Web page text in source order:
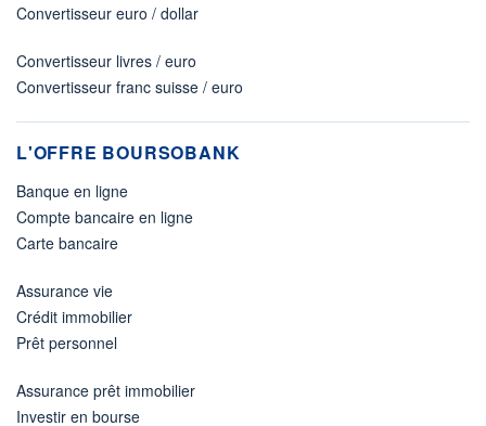
Convertisseur euro / dollar
Convertisseur livres / euro
Convertisseur franc suisse / euro
L'OFFRE BOURSOBANK
Banque en ligne
Compte bancaire en ligne
Carte bancaire
Assurance vie
Crédit immobilier
Prêt personnel
Assurance prêt immobilier
Investir en bourse